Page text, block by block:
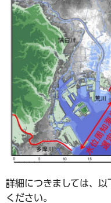
詳細につきましては、以
ください。